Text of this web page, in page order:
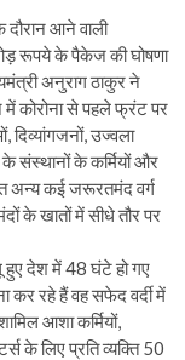
आने वाली
रूपये के पैकेज की घोषणा
अनुराग ठाकुर ने
में कोरोना से पहले फ्रंट पर
दिव्यांगजनों, उज्वला
के संस्थानों के कर्मियों और
अन्य कई जरूरतमंद वर्ग
के खातों में सीधे तौर पर
हुए देश में 48 घंटे हो गए
कर रहे हैं वह सफेद वर्दी में
आशा कर्मियों,
के लिए प्रति व्यक्ति 50